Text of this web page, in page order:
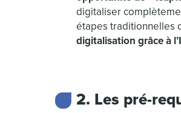
digitaliser
étapes traditionnelles
digitalisation grâce à
2. Les pré-